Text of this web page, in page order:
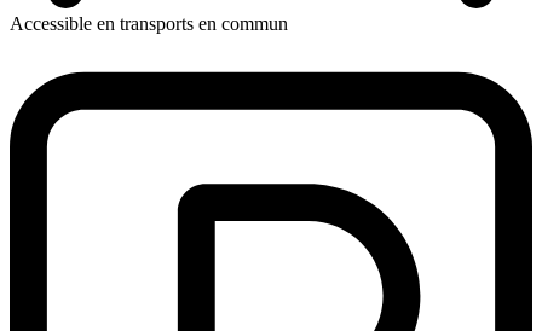
Accessible en transports en commun